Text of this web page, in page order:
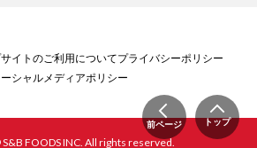
前ページ トップ
サイトのご利用についてプライバシーポリシー
シャルメディアポリシー
FOODS INC. All rights reserved.